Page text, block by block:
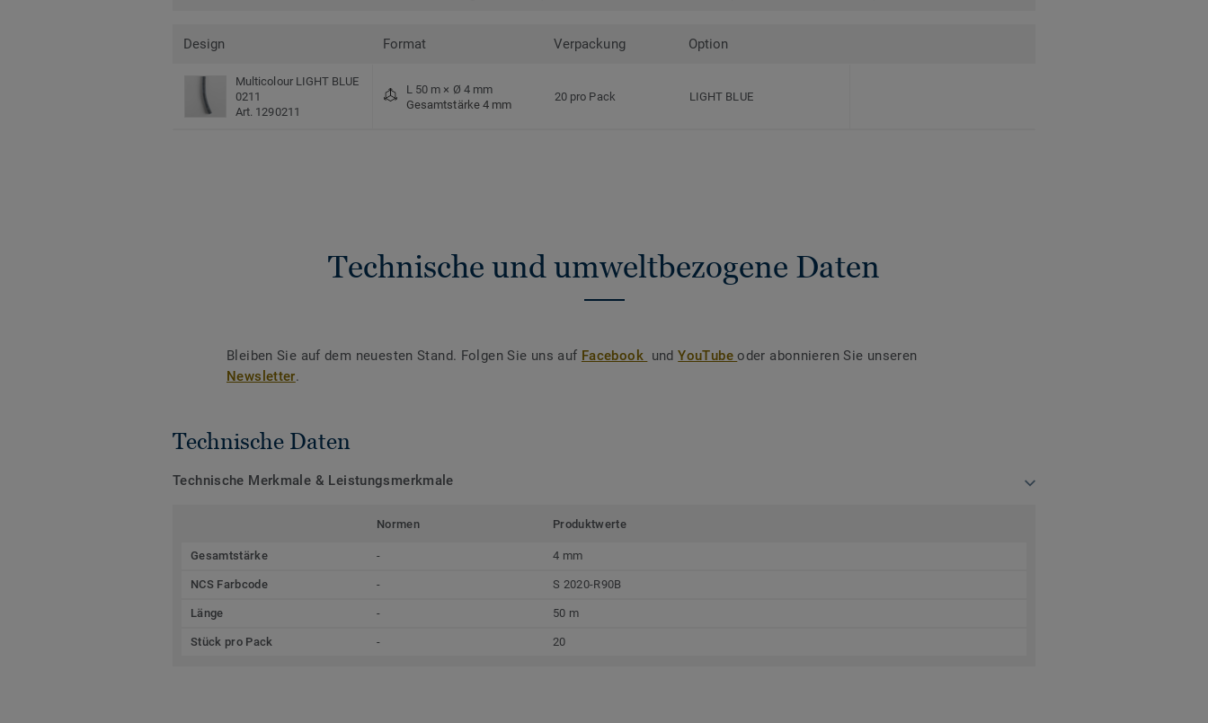
Design Format Verpackung Option
Multicolour LIGHT BLUE
0211
Art. 1290211
L 50 m × Ø 4 mm
Gesamtstärke 4 mm
20 pro Pack LIGHT BLUE
Technische und umweltbezogene Daten
Bleiben Sie auf dem neuesten Stand. Folgen Sie uns auf Facebook undYouTubeoder abonnieren Sie unseren
Newsletter.
Technische Daten
Technische Merkmale & Leistungsmerkmale
Normen Produktwerte
Gesamtstärke - 4 mm
NCS Farbcode - S 2020-R90B
Länge - 50 m
Stück pro Pack - 20